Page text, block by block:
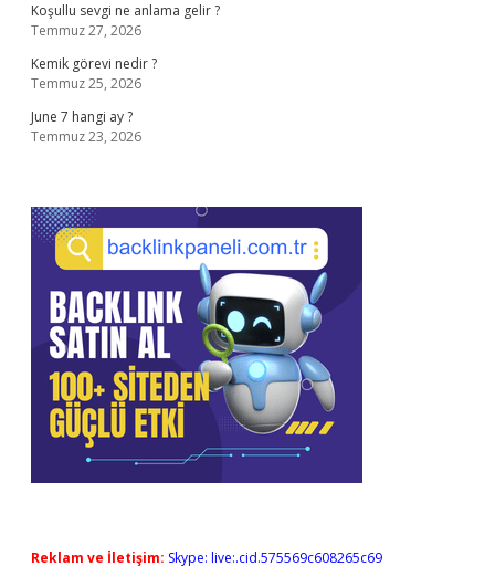
Koşullu sevgi ne anlama gelir ?
Temmuz 27, 2026
Kemik görevi nedir ?
Temmuz 25, 2026
June 7 hangi ay ?
Temmuz 23, 2026
Reklam ve İletişim: Skype: live:.cid.575569c608265c69